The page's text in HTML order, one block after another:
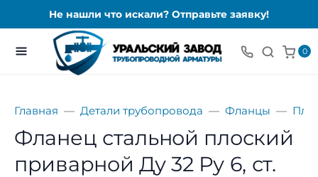
Не нашли что искали? Отправьте заявку!
0
Главная Детали трубопровода Фланцы
Фланец стальной плоский
приварной Ду 32 Ру 6, ст.